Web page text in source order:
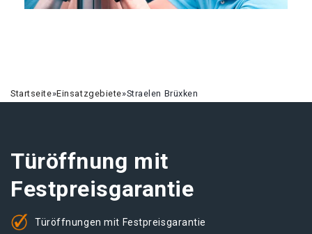
Startseite»Einsatzgebiete»Straelen Brüxken
Türöffnung mit
Festpreisgarantie
Türöffnungen mit Festpreisgarantie